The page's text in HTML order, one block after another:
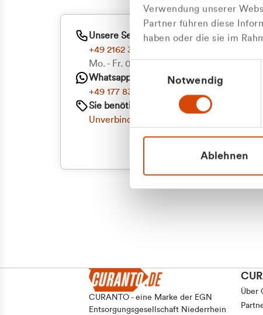
Verwendung unserer
Partner führen diese
haben oder die sie im
Einwilligungsauswahl
Notwendig
Ablehnen
Unsere Service-Hotline
+49 2162 3769000
Mo. - Fr. 08.00 - 16:30 Uhr
Whatsapp
+49 177 8376058
Sie benötigen ein individuelles Angebot?
Unverbindliche Anfrage stellen
CURANTO - eine Marke der EGN
Entsorgungsgesellschaft Niederrhein
Über